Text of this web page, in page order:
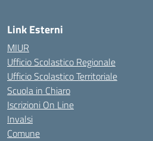
Link Esterni
MIUR
Ufficio Scolastico Regionale
Ufficio Scolastico Territoriale
Scuola in Chiaro
Iscrizioni On Line
Invalsi
Comune